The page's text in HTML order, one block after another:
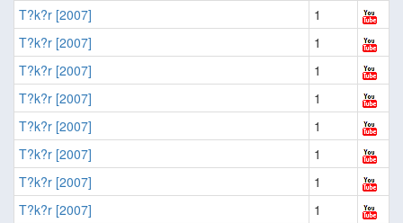
T?k?r [2007]
1
T?k?r [2007]
1
T?k?r [2007]
1
T?k?r [2007]
1
T?k?r [2007]
1
T?k?r [2007]
1
T?k?r [2007]
1
T?k?r [2007]
1